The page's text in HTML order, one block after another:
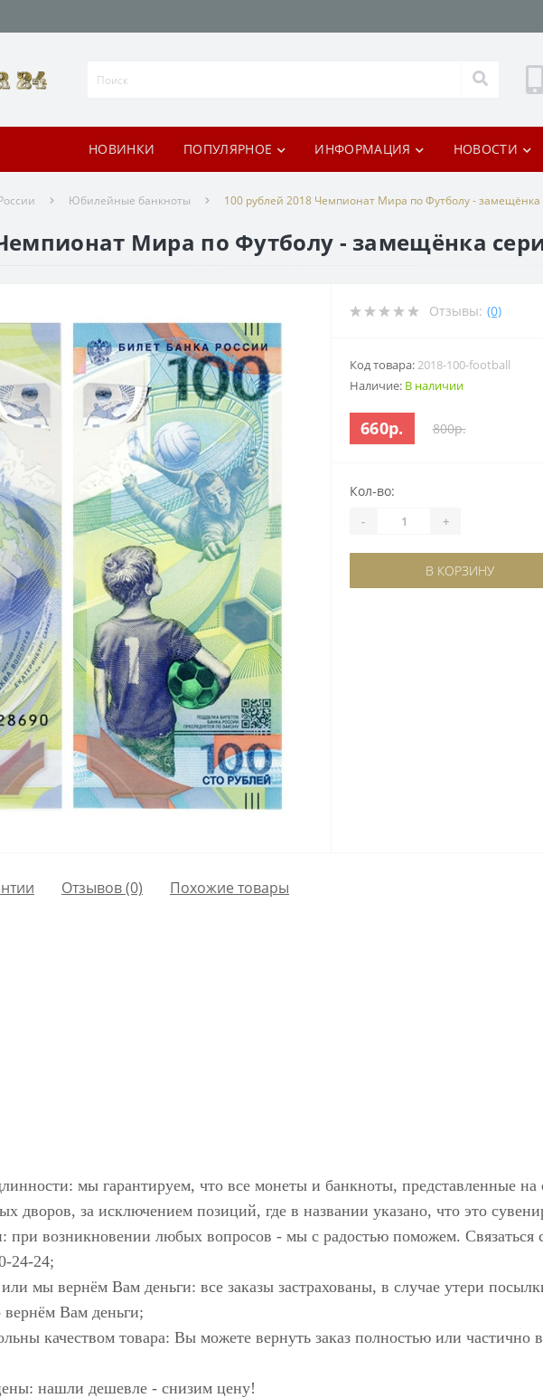
НОВИНКИ ПОПУЛЯРНОЕ ИНФОРМАЦИЯ НОВОСТИ
Юбилейные банкноты 100 рублей 2018 Чемпионат Мира по Футболу - замещёнка
Мира по Футболу - замещёнка
Отзывы: (0)
Код товара:2018-100-football
Наличие: В наличии
660р. 800р.
Кол-во:
- +
В КОРЗИНУ
Отзывов (0) Похожие товары
мы гарантируем, что все монеты и банкноты, представленные
дворов, за исключением позиций, где в названии указано, что это
при возникновении любых вопросов - мы с радостью поможем.
24-24;
мы вернём Вам деньги: все заказы застрахованы, в случае утери
Вам деньги;
качеством товара: Вы можете вернуть заказ полностью или частично
нашли дешевле - снизим цену!